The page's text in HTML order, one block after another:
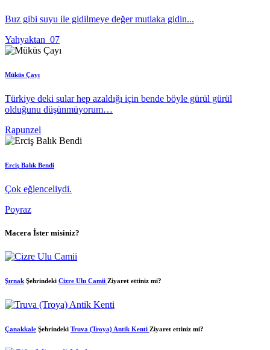
Buz gibi suyu ile gidilmeye değer mutlaka gidin...
Yahyaktan_07
Müküs Çayı
Türkiye deki sular hep azaldığı için bende böyle gürül gürül
olduğunu düşünmüyorum…
Rapunzel
Erciş Balık Bendi
Çok eğlenceliydi.
Poyraz
Macera İster misiniz?
Şırnak Şehrindeki Cizre Ulu Camii Ziyaret ettiniz mi?
Çanakkale Şehrindeki Truva (Troya) Antik Kenti Ziyaret ettiniz mi?